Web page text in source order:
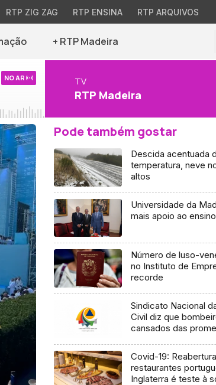
RTP ZIG ZAG RTP ENSINA RTP ARQUIVOS
+ RTP Madeira
NO AR TV
RTP Madeira
Pode também gostar
Descida acentuada
temperatura, neve
altos
Universidade da
mais apoio ao ensino
Número de luso-
no Instituto de
recorde
Sindicato Nacional
Civil diz que
cansados das
Covid-19:
restaurantes
Inglaterra é teste à